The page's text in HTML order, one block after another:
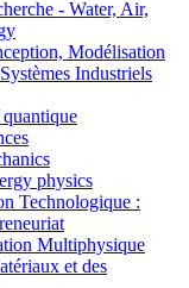
- Water, Air,
Modélisation
Industriels
physics
Technologique :
Multiphysique
et des